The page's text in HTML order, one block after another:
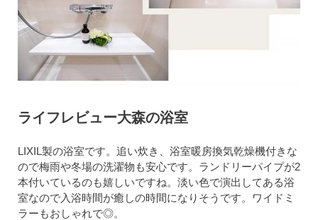
ライフレビュー大森の浴室
LIXIL製の浴室です。追い炊き、浴室暖房換気乾燥機付きな
ので梅雨や冬場の洗濯物も安心です。ランドリーパイプが2
本付いているのも嬉しいですね。淡い色で演出してある浴
室なので入浴時間が癒しの時間になりそうです。ワイドミ
ラーもおしゃれで◎。